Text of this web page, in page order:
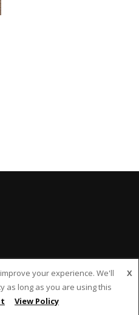
- WEBSITE BY SITEME.PL
your experience. We'll
as long as you are using this
X
View Policy